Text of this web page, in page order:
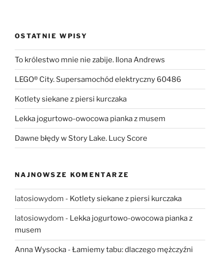
OSTATNIE WPISY
To królestwo mnie nie zabije. Ilona Andrews
LEGO® City. Supersamochód elektryczny 60486
Kotlety siekane z piersi kurczaka
Lekka jogurtowo-owocowa pianka z musem
Dawne błędy w Story Lake. Lucy Score
NAJNOWSZE KOMENTARZE
latosiowydom - Kotlety siekane z piersi kurczaka
latosiowydom - Lekka jogurtowo-owocowa pianka z
musem
Anna Wysocka - Łamiemy tabu: dlaczego mężczyźni